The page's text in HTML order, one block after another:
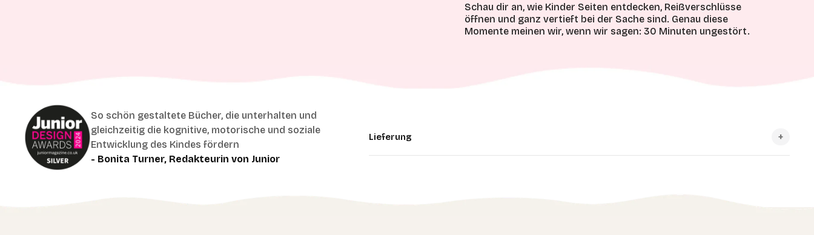
Schau dir an, wie Kinder Seiten entdecken, Reißverschlüsse
öffnen und ganz vertieft bei der Sache sind. Genau diese
Momente meinen wir, wenn wir sagen: 30 Minuten ungestört.
So schön gestaltete Bücher, die unterhalten und
gleichzeitig die kognitive, motorische und soziale
Entwicklung des Kindes fördern
- Bonita Turner, Redakteurin von Junior
Lieferung